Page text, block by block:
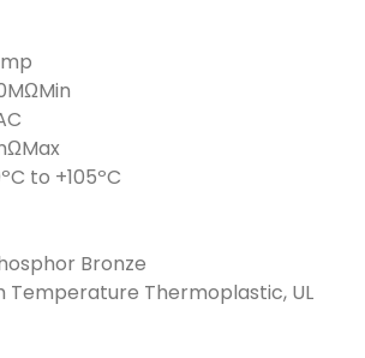
to +105ºC
Bronze
Temperature Thermoplastic, UL